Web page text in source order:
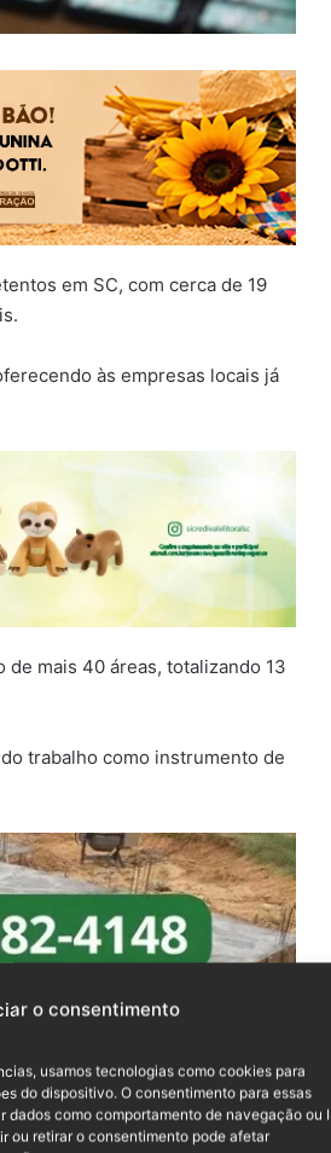
o consentimento
usamos tecnologias como cookies para
do dispositivo. O consentimento para essas
dados como comportamento de navegação ou
ou retirar o consentimento pode afetar
em SC, com cerca de 19
às empresas locais já
de mais 40 áreas, totalizando 13
trabalho como instrumento de